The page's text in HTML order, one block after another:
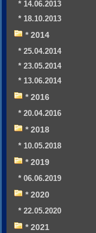
* 14.06.2013
* 18.10.2013
* 2014
* 25.04.2014
* 23.05.2014
* 13.06.2014
* 2016
* 20.04.2016
* 2018
* 10.05.2018
* 2019
* 06.06.2019
* 2020
* 22.05.2020
* 2021